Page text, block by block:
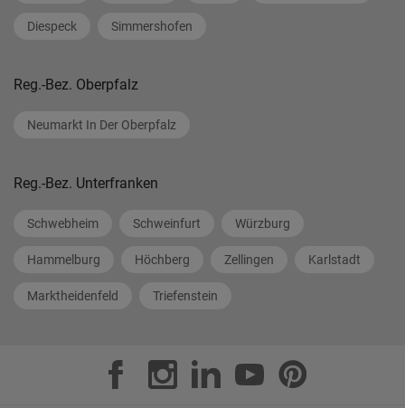
Diespeck Simmershofen
Reg.-Bez. Oberpfalz
Neumarkt In Der Oberpfalz
Reg.-Bez. Unterfranken
Schwebheim Schweinfurt Würzburg
Hammelburg Höchberg Zellingen Karlstadt
Marktheidenfeld Triefenstein